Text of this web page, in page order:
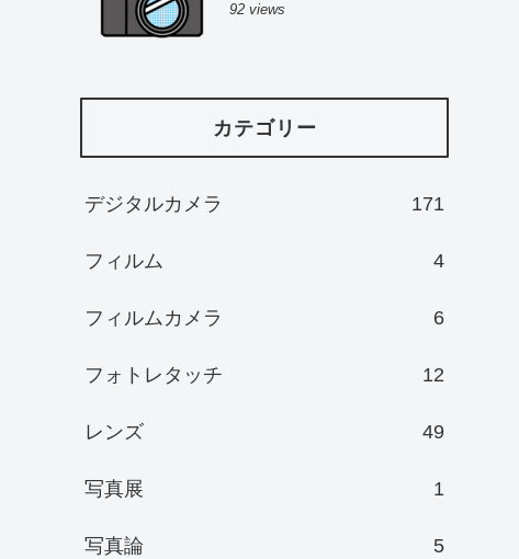
92 views
カテゴリー
デジタルカメラ 171
フィルム 4
フィルムカメラ 6
フォトレタッチ 12
レンズ 49
写真展 1
写真論 5